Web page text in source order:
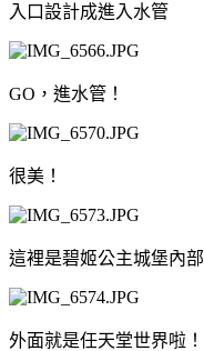
入口設計成進入水管
GO，進水管！
很美！
這裡是碧姬公主城堡內部
外面就是任天堂世界啦！